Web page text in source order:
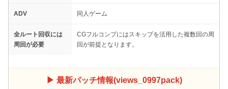
ADV 同人ゲーム
全ルート回収には
周回が必要
CGフルコンプにはスキップを活用した複数回の周
回が前提となります。
▶ 最新パッチ情報(views_0997pack)